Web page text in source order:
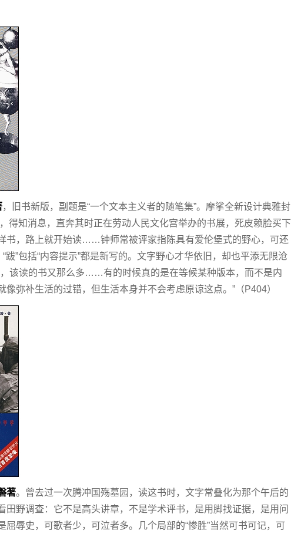
，旧书新版，副题是“一个文本主义者的随笔集”。摩挲全新设计典雅封
得知消息，直奔其时正在劳动人民文化宫举办的书展，死皮赖脸买下
书，路上就开始读……钟师常被评家指陈具有爱伦堡式的野心，可还
“跋”包括“内容提示”都是新写的。文字野心才华依旧，却也平添无限沧
，该读的书又那么多……有的时候真的是在等候某种版本，而不是内
像弥补生活的过错，但生活本身并不会考虑原谅这点。”（P404）
著。曾去过一次腾冲国殇墓园，读这书时，文字常叠化为那个午后的
田野调查：它不是高头讲章，不是学术评书，是用脚找证据，是用问
屈辱史，可歌者少，可泣者多。几个局部的“惨胜”当然可书可记，可